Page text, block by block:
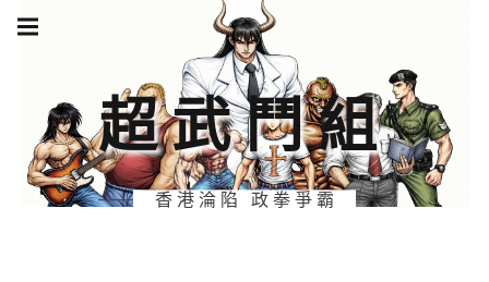
Skip
超武鬥組
香港淪陷 政拳爭霸
navigation